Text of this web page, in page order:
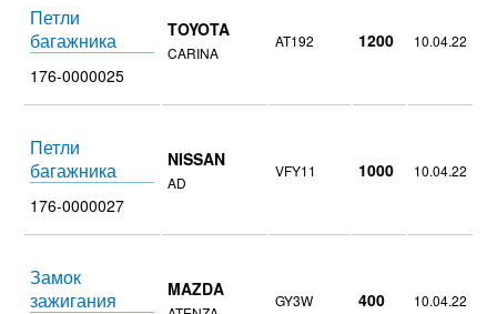
Петли
багажника
176-0000025
TOYOTA
CARINA
AT192 1200 10.04.22
Петли
багажника
176-0000027
NISSAN
AD
VFY11 1000 10.04.22
Замок
зажигания
MAZDA
GY3W 400 10.04.22